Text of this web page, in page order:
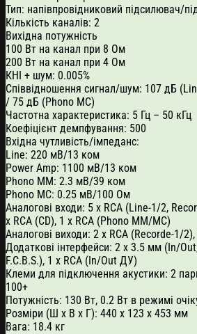
Тип: напівпровідниковий підсилювач/
Кількість каналів: 2
Вихідна потужність
100 Вт на канал при 8 Ом
200 Вт на канал при 4 Ом
КНІ + шум: 0.005%
Співвідношення сигнал/шум: 107 дБ
/ 75 дБ (Phono MC)
Частотна характеристика: 5 Гц – 50 кГц
Коефіцієнт демпфування: 500
Вхідна чутливість/імпеданс:
Line: 220 мВ/13 ком
Power Amp: 1100 мВ/13 ком
Phono MM: 2.3 мВ/39 ком
Phono MC: 0.25 мВ/100 Ом
Аналогові входи: 5 х RCA (Line-1/2,
x RCA (CD), 1 x RCA (Phono MM/MC)
Аналогові виходи: 2 x RCA (Recorde-1/
Додаткові інтерфейси: 2 х 3.5 мм (In/
F.C.B.S.), 1 х RCA (In/Out ДУ)
Клеми для підключення акустики: 2
100+
Потужність: 130 Вт, 0.2 Вт в режимі
Розміри (Ш x В x Г): 440 x 123 x 453 мм
Вага: 18.4 кг